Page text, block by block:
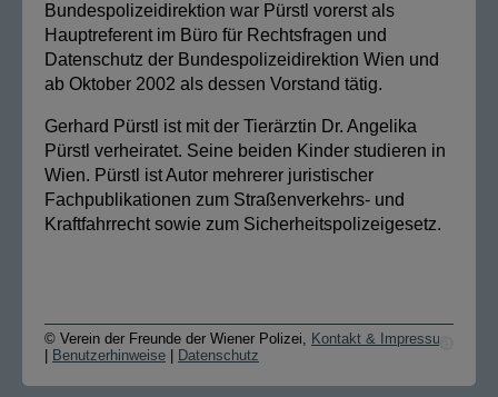
Bundespolizeidirektion war Pürstl vorerst als
Hauptreferent im Büro für Rechtsfragen und
Datenschutz der Bundespolizeidirektion Wien und
ab Oktober 2002 als dessen Vorstand tätig.
Gerhard Pürstl ist mit der Tierärztin Dr. Angelika
Pürstl verheiratet. Seine beiden Kinder studieren in
Wien. Pürstl ist Autor mehrerer juristischer
Fachpublikationen zum Straßenverkehrs- und
Kraftfahrrecht sowie zum Sicherheitspolizeigesetz.
© Verein der Freunde der Wiener Polizei, Kontakt & Impressum
Benutzerhinweise Datenschutz